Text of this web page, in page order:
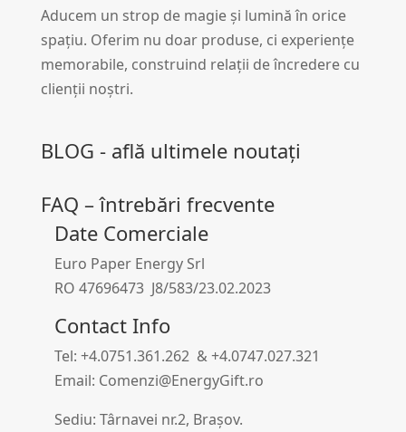
Aducem un strop de magie și lumină în orice
spațiu. Oferim nu doar produse, ci experiențe
memorabile, construind relații de încredere cu
clienții noștri.
BLOG - află ultimele noutați
FAQ – întrebări frecvente
Date Comerciale
Euro Paper Energy Srl
RO 47696473 J8/583/23.02.2023
Contact Info
Tel: +4.0751.361.262 & +4.0747.027.321
Email: Comenzi@EnergyGift.ro
Sediu: Târnavei nr.2, Brașov.